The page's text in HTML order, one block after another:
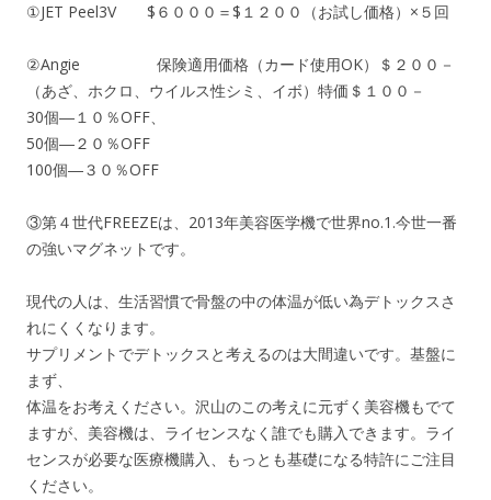
①JET Peel3V $６０００＝$１２００（お試し価格）×５回
②Angie 保険適用価格（カード使用OK）＄２００－
（あざ、ホクロ、ウイルス性シミ、イボ）特価＄１００－
30個―１０％OFF、
50個―２０％OFF
100個―３０％OFF
③第４世代FREEZEは、2013年美容医学機で世界no.1.今世一番
の強いマグネットです。
現代の人は、生活習慣で骨盤の中の体温が低い為デトックスさ
れにくくなります。
サプリメントでデトックスと考えるのは大間違いです。基盤に
まず、
体温をお考えください。沢山のこの考えに元ずく美容機もでて
ますが、美容機は、ライセンスなく誰でも購入できます。ライ
センスが必要な医療機購入、もっとも基礎になる特許にご注目
ください。